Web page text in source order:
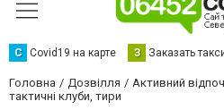
С Сovid19 на карте З Заказать
Головна Дозвілля Активний
тактичні клуби, тири